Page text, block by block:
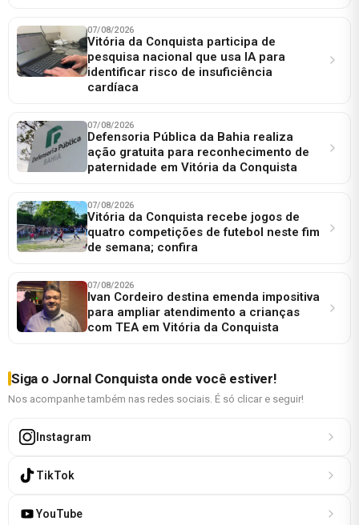
07/08/2026
Vitória da Conquista participa de
pesquisa nacional que usa IA para
identificar risco de insuficiência
cardíaca
07/08/2026
Defensoria Pública da Bahia realiza
ação gratuita para reconhecimento de
paternidade em Vitória da Conquista
07/08/2026
Vitória da Conquista recebe jogos de
quatro competições de futebol neste fim
de semana; confira
07/08/2026
Ivan Cordeiro destina emenda impositiva
para ampliar atendimento a crianças
com TEA em Vitória da Conquista
Siga o Jornal Conquista onde você estiver!
Nos acompanhe também nas redes sociais. É só clicar e seguir!
Instagram
TikTok
YouTube